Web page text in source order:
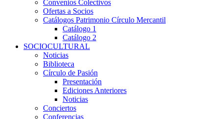
Convenios Colectivos
Ofertas a Socios
Catálogos Patrimonio Círculo Mercantil
Catálogo 1
Catálogo 2
SOCIOCULTURAL
Noticias
Biblioteca
Círculo de Pasión
Presentación
Ediciones Anteriores
Noticias
Conciertos
Conferencias